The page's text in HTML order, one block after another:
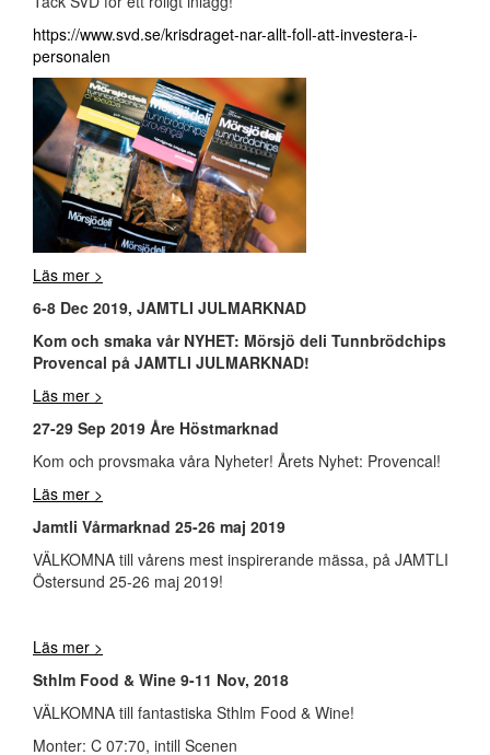
https://www.svd.se/krisdraget-nar-allt-foll-att-investera-i-
personalen
Läs mer >
6-8 Dec 2019, JAMTLI JULMARKNAD
Kom och smaka vår NYHET: Mörsjö deli Tunnbrödchips
Provencal på JAMTLI JULMARKNAD!
Läs mer >
27-29 Sep 2019 Åre Höstmarknad
Kom och provsmaka våra Nyheter! Årets Nyhet: Provencal!
Läs mer >
Jamtli Vårmarknad 25-26 maj 2019
VÄLKOMNA till vårens mest inspirerande mässa, på JAMTLI
Östersund 25-26 maj 2019!
Läs mer >
Sthlm Food & Wine 9-11 Nov, 2018
VÄLKOMNA till fantastiska Sthlm Food & Wine!
Monter: C 07:70, intill Scenen